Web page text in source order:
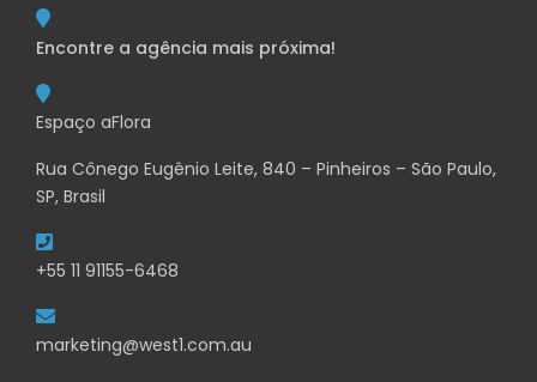
Encontre a agência mais próxima!
Espaço aFlora
Rua Cônego Eugênio Leite, 840 – Pinheiros – São Paulo,
SP, Brasil
+55 11 91155-6468
marketing@west1.com.au